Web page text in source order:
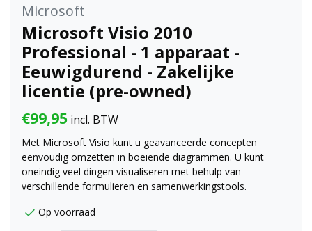
Microsoft
Microsoft Visio 2010
Professional - 1 apparaat -
Eeuwigdurend - Zakelijke
licentie (pre-owned)
€99,95 incl. BTW
Met Microsoft Visio kunt u geavanceerde concepten
eenvoudig omzetten in boeiende diagrammen. U kunt
oneindig veel dingen visualiseren met behulp van
verschillende formulieren en samenwerkingstools.
Op voorraad